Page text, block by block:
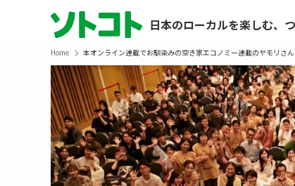
日本のローカルを楽しむ、
Home 本オンライン連載でお馴染みの空き家エコノミー連載のヤモリさ